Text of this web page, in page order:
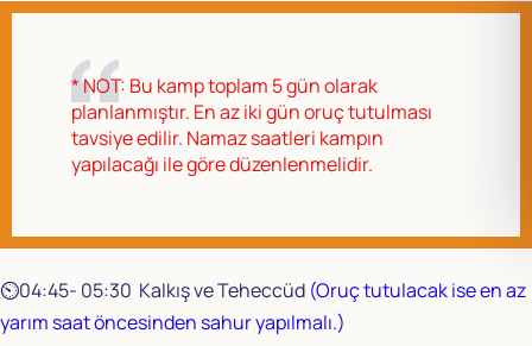
*NOT: Bu kamp toplam 5 gün olarak
planlanmıştır. En az iki gün oruç tutulması
tavsiye edilir. Namaz saatleri kampın
yapılacağı ile göre düzenlenmelidir.
⏲️04:45- 05:30 Kalkış ve Teheccüd (Oruç tutulacak ise en az
yarım saat öncesinden sahur yapılmalı.)